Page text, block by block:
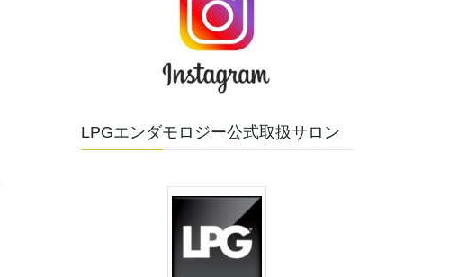
LPGエンダモロジー公式取扱サロン